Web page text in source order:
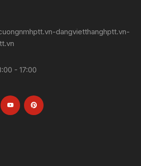
dangvietthanghptt.vn-
- 17:00